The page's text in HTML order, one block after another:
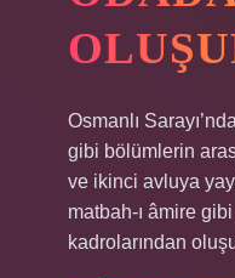
Osmanlı
gibi bölümlerin
ve ikinci avluya
matbah-ı âmire
kadrolarından